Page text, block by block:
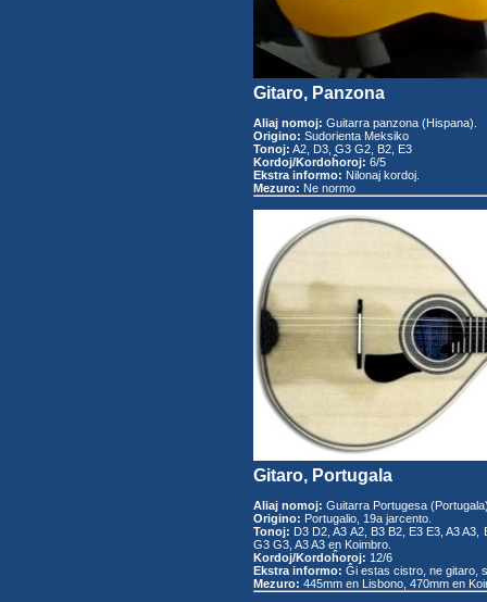
Gitaro, Panzona
Aliaj nomoj: Guitarra panzona (Hispana).
Origino: Sudorienta Meksiko
Tonoj: A2, D3, G3 G2, B2, E3
Kordoj/Kordoĥoroj: 6/5
Ekstra informo: Nilonaj kordoj.
Mezuro: Ne normo
Gitaro, Portugala
Aliaj nomoj: Guitarra Portugesa
Origino: Portugalio, 19a jarcento.
Tonoj: D3 D2, A3 A2, B3 B2, E3 E3, A3
G3 G3, A3 A3 en Koimbro.
Kordoj/Kordoĥoroj: 12/6
Ekstra informo: Ĝi estas cistro, ne gitaro,
Mezuro: 445mm en Lisbono, 470mm en